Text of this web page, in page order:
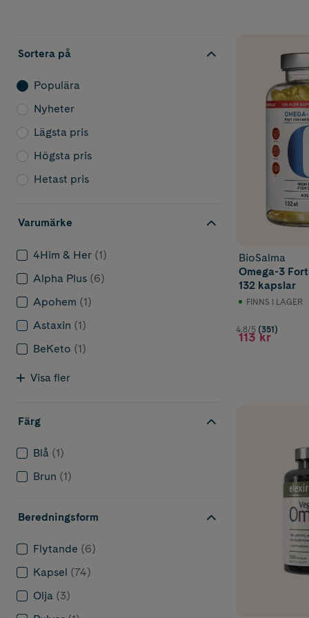
innebär att
3-
EPA
DHA
DHA
*Den
Lästips: Läs
kroppen.
Omega-3 är
passar bäst
Kapslar
Vegansk
Omega-3
rapsolja,
men det
För
omega-3
Sortera på
Populära
Nyheter
Lägsta pris
Högsta pris
Hetast pris
Varumärke
4Him & Her (1)
Alpha Plus (6)
Apohem (1)
Astaxin (1)
BeKeto (1)
Visa fler
Färg
Blå (1)
Brun (1)
Beredningsform
Flytande (6)
Kapsel (74)
Olja (3)
BioSalma
Omega-3
132 kapslar
FINNS I LAGER
4.8/5 (351)
113 kr